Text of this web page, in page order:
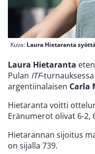
Kuva: Laura Hietaranta
Laura Hietaranta
Pulan ITF-
argentiinalaisen Carla
Hietaranta voitti
Eränumerot olivat 6-2,
Hietarannan sijoitus
on sijalla 739.